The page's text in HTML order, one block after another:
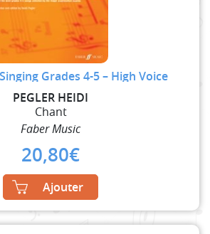
Grades 4-5 – High Voice
PEGLER HEIDI
Chant
Faber Music
20,80€
Ajouter